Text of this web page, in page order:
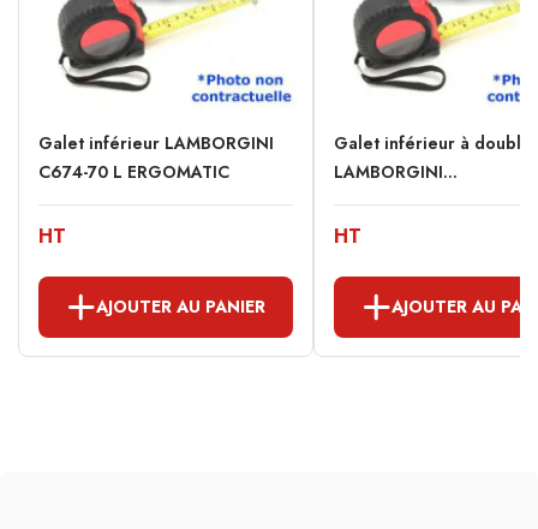
Galet inférieur LAMBORGINI
C674-70 L ERGOMATIC
HT
AJOUTER AU PANIER
Galet inférieur à
LAMBORGINI...
HT
AJOUTER AU